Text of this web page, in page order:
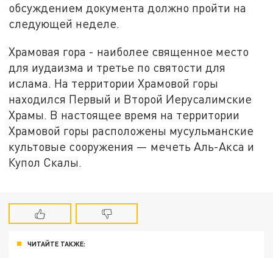
обсуждением документа должно пройти на
следующей неделе.
Храмовая гора - наиболее священное место
для иудаизма и третье по святости для
ислама. На территории Храмовой горы
находился Первый и Второй Иерусалимские
Храмы. В настоящее время на территории
Храмовой горы расположены мусульманские
культовые сооружения — мечеть Аль-Акса и
Купол Скалы.
ЧИТАЙТЕ ТАКЖЕ: